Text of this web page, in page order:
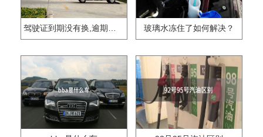
驾驶证到期没有换,逾期怎么办?? 玻璃水冻住了如何解决？